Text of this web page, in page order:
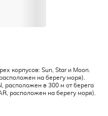
корпусов: Sun, Star и Moon.
на берегу моря).
расположен в 300 м от берега
расположен на берегу моря).